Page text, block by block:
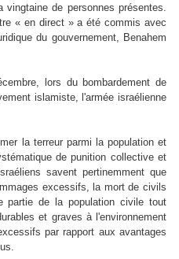
de personnes présentes.
« en direct » a été commis avec
du gouvernement, Benahem
lors du bombardement de
islamiste, l'armée israélienne
la terreur parmi la population et
de punition collective et
savent pertinemment que
excessifs, la mort de civils
partie de la population civile tout
et graves à l'environnement
par rapport aux avantages